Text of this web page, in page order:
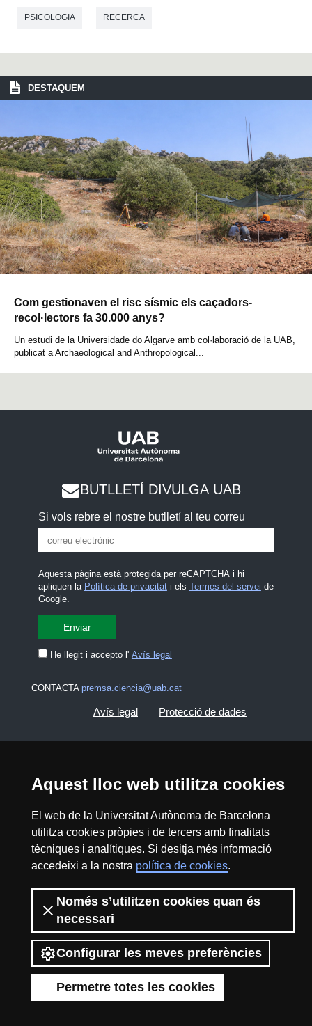
Aquest lloc web utilitza cookies
El web de la Universitat Autònoma de Barcelona
utilitza cookies pròpies i de tercers amb finalitats
tècniques i analítiques. Si desitja més informació
accedeixi a la nostra política de cookies.
Només s’utilitzen cookies quan és
necessari
Configurar les meves preferències
Permetre totes les cookies
PSICOLOGIA RECERCA
DESTAQUEM
Com gestionaven el risc sísmic els caçadors-
recol·lectors fa 30.000 anys?
Un estudi de la Universidade do Algarve amb col·laboració de la UAB,
publicat a Archaeological and Anthropological...
BUTLLETÍ DIVULGA UAB
Si vols rebre el nostre butlletí al teu correu
Aquesta pàgina està protegida per reCAPTCHA i hi
apliquen la Política de privacitati els Termes del servei de
Google.
He llegit i accepto l' Avís legal
CONTACTA premsa.ciencia@uab.cat
Avís legal Protecció de dades
Mapa del web UAB
2026 Divulga UAB - Creative Commons
Reconeixement - No Comercial (CC BY NC) -
ISSN: 2014-6388